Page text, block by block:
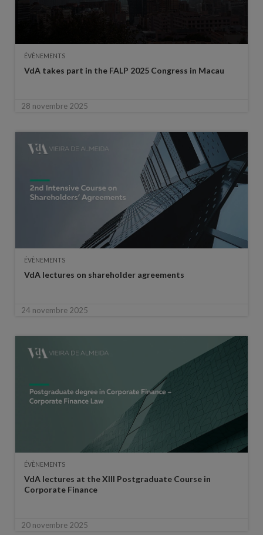
ÉVÈNEMENTS
VdA takes part in the FALP 2025 Congress in Macau
28 novembre 2025
ÉVÈNEMENTS
VdA lectures on shareholder agreements
24 novembre 2025
ÉVÈNEMENTS
VdA lectures at the XIII Postgraduate Course in
Corporate Finance
20 novembre 2025